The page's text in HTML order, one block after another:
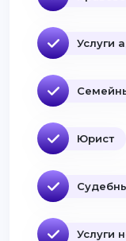
Услуги
Юрист
Услуги